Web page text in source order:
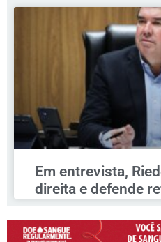
Em entrevista,
direita e defende